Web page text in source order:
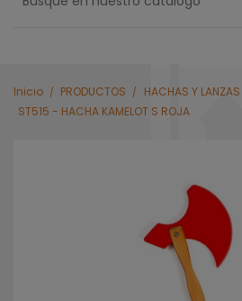
Inicio PRODUCTOS
HACHAS Y LANZAS
ST515 - HACHA KAMELOT S ROJA